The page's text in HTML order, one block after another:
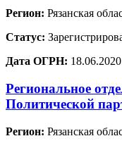
Регион: Рязанская
Статус:
Дата ОГРН: 18.06.2020
Региональное
Политической
Регион: Рязанская